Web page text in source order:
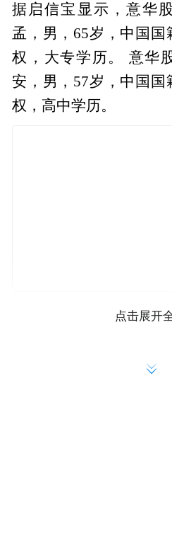
据启信宝显示，意华
孟，男，65岁，中国国
权，大专学历。 意华
安，男，57岁，中国国
权，高中学历。
点击展开